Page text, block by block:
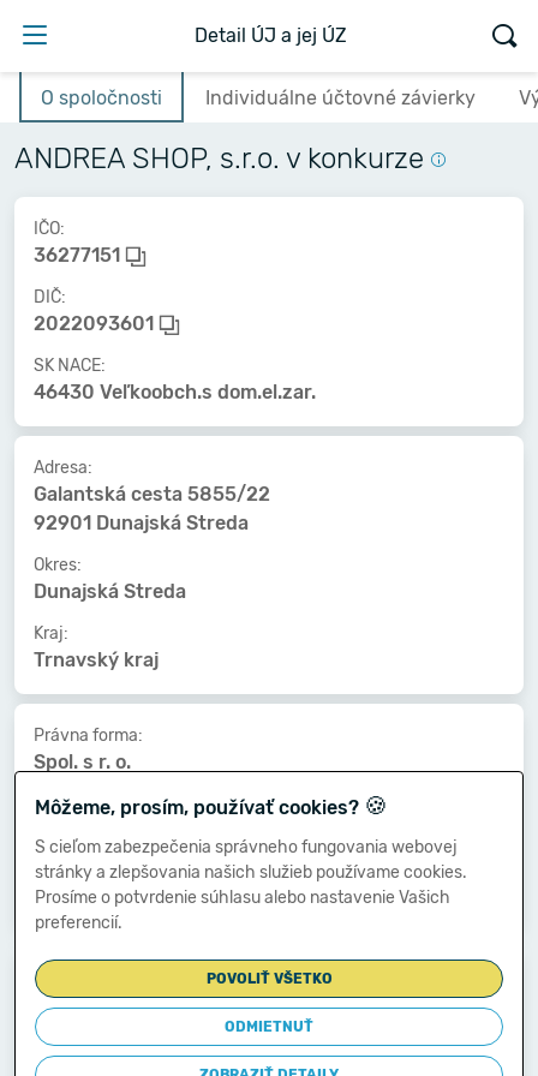
Detail ÚJ a jej ÚZ
O spoločnosti Individuálne účtovné závierky
ANDREA SHOP, s.r.o. v konkurze
IČO:
36277151
DIČ:
2022093601
SK NACE:
46430 Veľkoobch.s dom.el.zar.
Adresa:
Galantská cesta 5855/22
92901 Dunajská Streda
Okres:
Dunajská Streda
Kraj:
Trnavský kraj
Právna forma:
Spol. s r. o.
Kat. veľkosti:
Druh vlastníctva:
Súkromné tuzemské
Dátum vzniku:
24.11.2005
Dátum zániku:
-
Môžeme, prosím, používať cookies? 🍪
S cieľom zabezpečenia správneho fungovania webovej
stránky a zlepšovania našich služieb používame cookies.
Prosíme o potvrdenie súhlasu alebo nastavenie Vašich
preferencií.
POVOLIŤ VŠETKO
ODMIETNUŤ